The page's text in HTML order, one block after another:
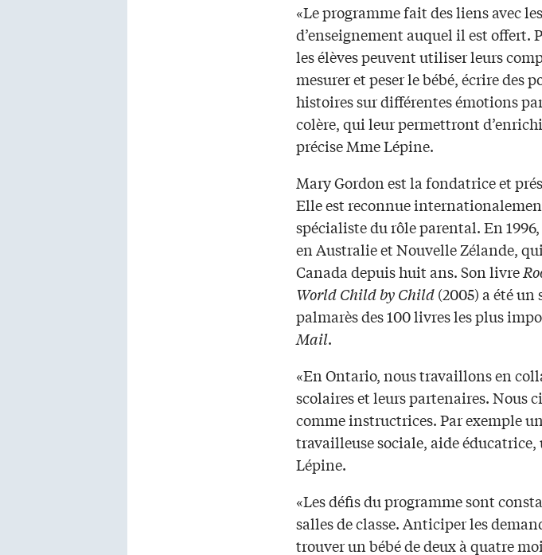
«Le programme fait des liens avec
d’enseignement auquel il est offert.
les élèves peuvent utiliser leurs
mesurer et peser le bébé, écrire des
histoires sur différentes émotions
colère, qui leur permettront
précise Mme Lépine.
Mary Gordon est la fondatrice et
Elle est reconnue
spécialiste du rôle parental. En 1996,
en Australie et Nouvelle Zélande,
Canada depuis huit ans. Son livre
World Child by Child(2005) a été
palmarès des 100 livres les plus
Mail.
«En Ontario, nous travaillons en
scolaires et leurs partenaires. Nous
comme instructrices. Par exemple
travailleuse sociale, aide
Lépine.
«Les défis du programme sont
salles de classe. Anticiper les
trouver un bébé de deux à quatre